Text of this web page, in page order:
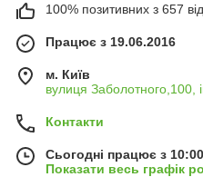
100% позитивних з 657
Працює з 19.06.2016
м. Київ
вулиця Заболотного,100,
Контакти
Сьогодні працює з
Показати весь графік